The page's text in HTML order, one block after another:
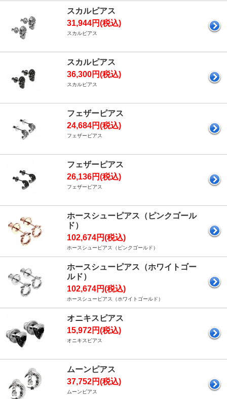
スカルピアス
31,944円(税込)
スカルピアス
スカルピアス
36,300円(税込)
スカルピアス
フェザーピアス
24,684円(税込)
フェザーピアス
フェザーピアス
26,136円(税込)
フェザーピアス
ホースシューピアス（ピンクゴール
ド）
102,674円(税込)
ホースシューピアス（ピンクゴールド）
ホースシューピアス（ホワイトゴー
ルド）
102,674円(税込)
ホースシューピアス（ホワイトゴールド）
オニキスピアス
15,972円(税込)
オニキスピアス
ムーンピアス
37,752円(税込)
ムーンピアス